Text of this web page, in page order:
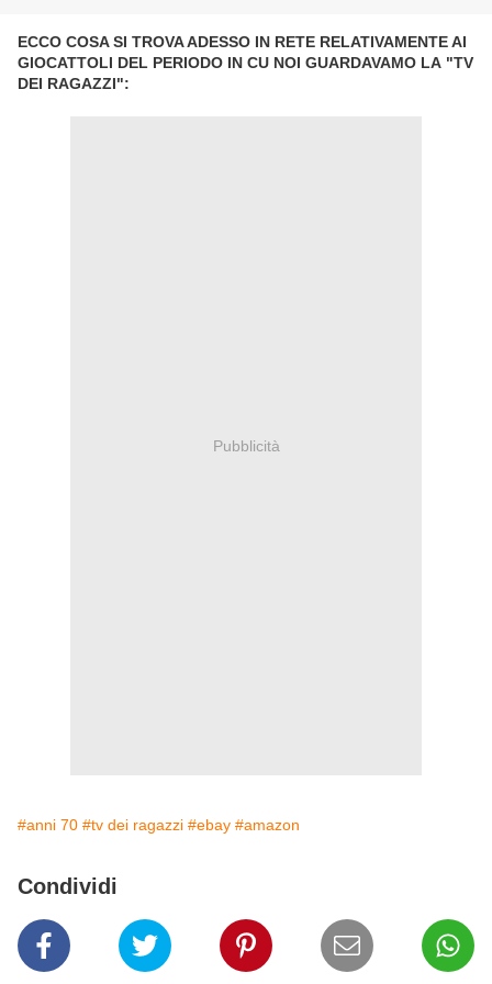
ECCO COSA SI TROVA ADESSO IN RETE RELATIVAMENTE AI
GIOCATTOLI DEL PERIODO IN CU NOI GUARDAVAMO LA "TV
DEI RAGAZZI":
Pubblicità
#anni 70 #tv dei ragazzi #ebay #amazon
Condividi